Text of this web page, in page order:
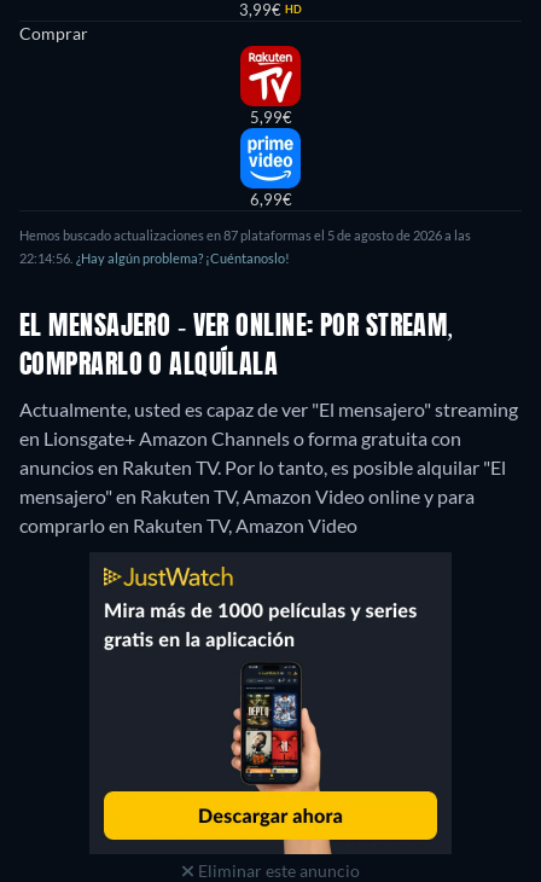
3,99€ HD
Comprar
5,99€
6,99€
Hemos buscado actualizaciones en 87 plataformas el 5 de agosto de 2026 a las
22:14:56. ¿Hay algún problema? ¡Cuéntanoslo!
EL MENSAJERO - VER ONLINE: POR STREAM,
COMPRARLO O ALQUÍLALA
Actualmente, usted es capaz de ver "El mensajero" streaming
en Lionsgate+ Amazon Channels o forma gratuita con
anuncios en Rakuten TV. Por lo tanto, es posible alquilar "El
mensajero" en Rakuten TV, Amazon Video online y para
comprarlo en Rakuten TV, Amazon Video
Eliminar este anuncio